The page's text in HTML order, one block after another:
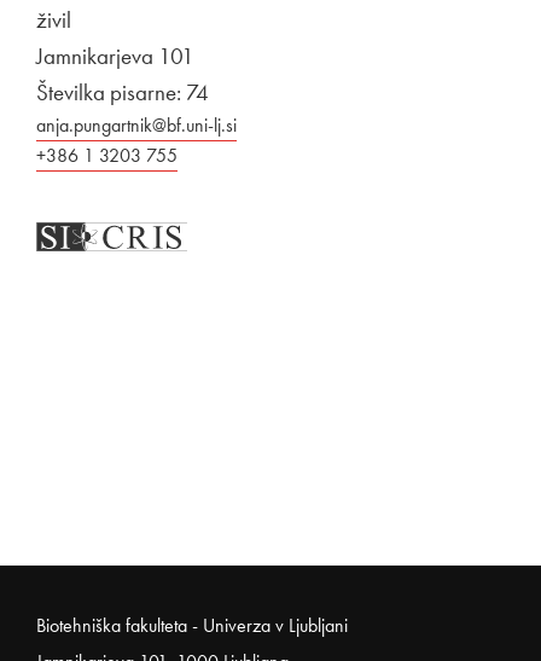
živil
Jamnikarjeva 101
Številka pisarne: 74
anja.pungartnik@bf.uni-lj.si
+386 1 3203 755
Noga strani
Biotehniška fakulteta - Univerza v Ljubljani